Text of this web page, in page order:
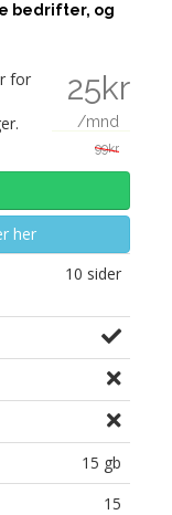
bedrifter, og
for
25kr
/mnd
99kr
her
10 sider
15 gb
15